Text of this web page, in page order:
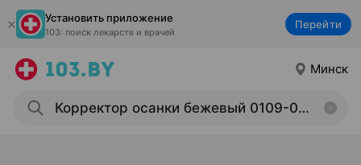
Установить приложение
103: поиск лекарств и врачей
Перейти
Минск